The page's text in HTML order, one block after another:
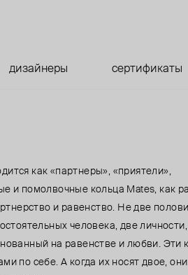
дизайнеры сертификаты
как «партнеры», «приятели»,
и помолвочные кольца Mates, как
и равенство. Не две
человека, две
на равенстве и любви. Эти
по себе. А когда их носят двое, они